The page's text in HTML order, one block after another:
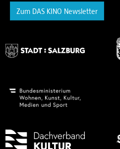
Zum DAS KINO Newsletter